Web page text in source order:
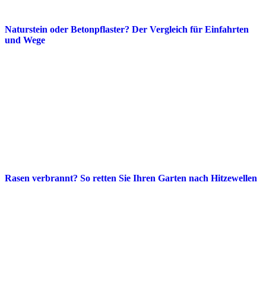
Naturstein oder Betonpflaster? Der Vergleich für Einfahrten
und Wege
Rasen verbrannt? So retten Sie Ihren Garten nach Hitzewellen